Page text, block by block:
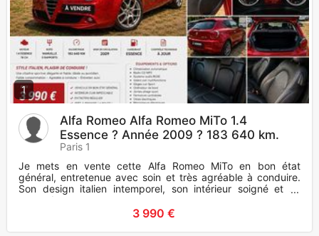
1
Alfa Romeo Alfa Romeo MiTo 1.4
Essence ? Année 2009 ? 183 640 km.
Paris 1
Je mets en vente cette Alfa Romeo MiTo en bon état
général, entretenue avec soin et très agréable à conduire.
Son design italien intemporel, son intérieur soigné et sa
tenue de rou
3 990 €